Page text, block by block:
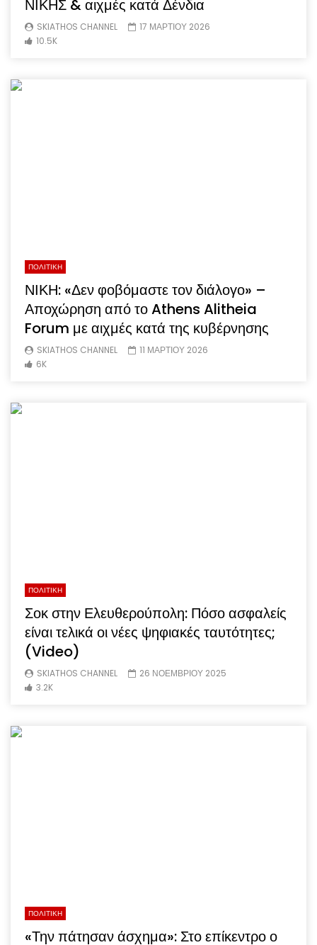
ΝΙΚΗΣ & αιχμές κατά Δένδια
SKIATHOS CHANNEL
17 ΜΑΡΤΙΟΥ 2026
10.5K
ΠΟΛΙΤΙΚΗ
ΝΙΚΗ: «Δεν φοβόμαστε τον διάλογο» –
Αποχώρηση από το Athens Alitheia
Forum με αιχμές κατά της κυβέρνησης
SKIATHOS CHANNEL
11 ΜΑΡΤΙΟΥ 2026
6K
ΠΟΛΙΤΙΚΗ
Σοκ στην Ελευθερούπολη: Πόσο ασφαλείς
είναι τελικά οι νέες ψηφιακές ταυτότητες;
(Video)
SKIATHOS CHANNEL
26 ΝΟΕΜΒΡΙΟΥ 2025
3.2K
ΠΟΛΙΤΙΚΗ
«Την πάτησαν άσχημα»: Στο επίκεντρο ο